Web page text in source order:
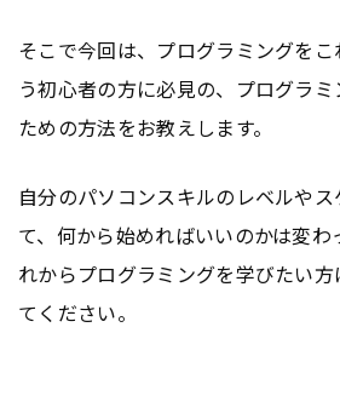
そこで今回は、プログラミングを
う初心者の方に必見の、プログラ
ための方法をお教えします。
自分のパソコンスキルのレベルや
て、何から始めればいいのかは変わ
れからプログラミングを学びたい
てください。